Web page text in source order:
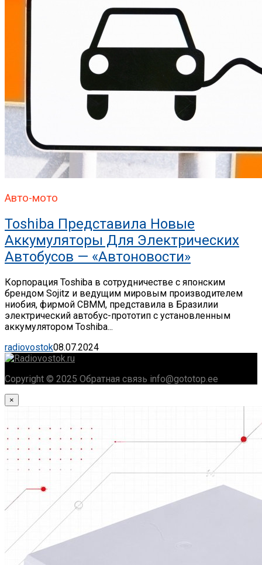
Авто-мото
Toshiba Представила Новые
Аккумуляторы Для Электрических
Автобусов — «Автоновости»
Корпорация Toshiba в сотрудничестве с японским
брендом Sojitz и ведущим мировым производителем
ниобия, фирмой CBMM, представила в Бразилии
электрический автобус-прототип с установленным
аккумулятором Toshiba...
radiovostok08.07.2024
Copyright © 2025 Обратная связь info@gototop.ee
×